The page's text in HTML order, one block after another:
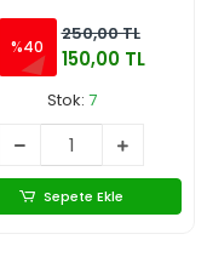
%40
250,00 TL
150,00 TL
Stok: 7
Sepete Ekle